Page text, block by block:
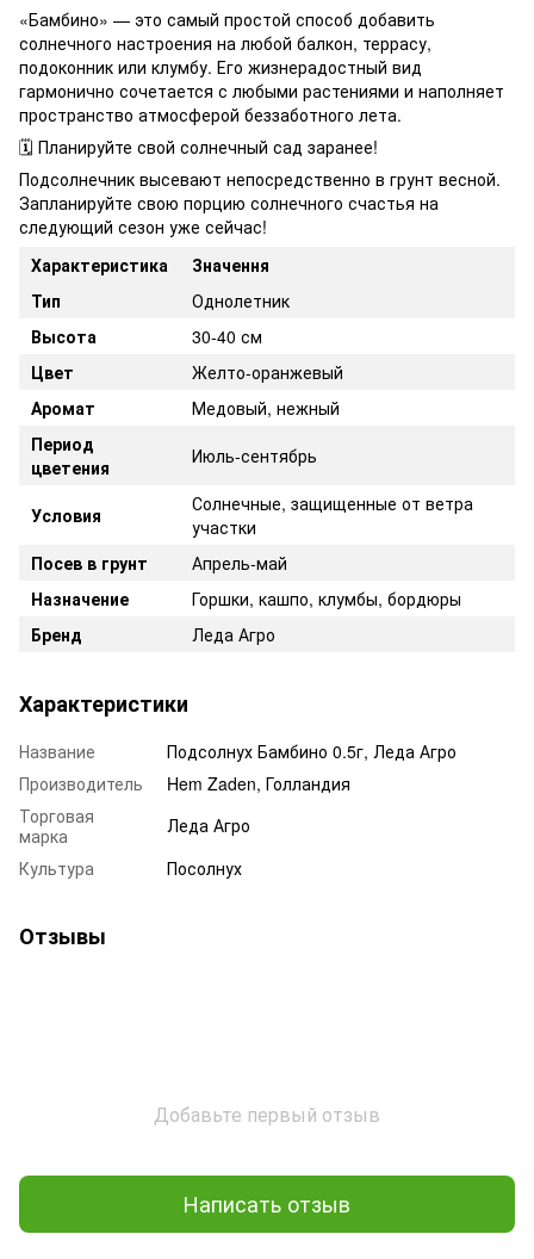
«Бамбино» — это самый простой способ добавить
солнечного настроения на любой балкон, террасу,
подоконник или клумбу. Его жизнерадостный вид
гармонично сочетается с любыми растениями и наполняет
пространство атмосферой беззаботного лета.
🗓️ Планируйте свой солнечный сад заранее!
Подсолнечник высевают непосредственно в грунт весной.
Запланируйте свою порцию солнечного счастья на
следующий сезон уже сейчас!
Характеристика
Значення
Тип
Однолетник
Высота
30-40 см
Цвет
Желто-оранжевый
Аромат
Медовый, нежный
Период
цветения
Июль-сентябрь
Условия
Солнечные, защищенные от ветра
участки
Посев в грунт
Апрель-май
Назначение
Горшки, кашпо, клумбы, бордюры
Бренд
Леда Агро
Характеристики
Название
Подсолнух Бамбино 0.5г, Леда Агро
Производитель
Hem Zaden, Голландия
Торговая
марка
Леда Агро
Культура
Посолнух
Отзывы
Добавьте первый отзыв
Написать отзыв